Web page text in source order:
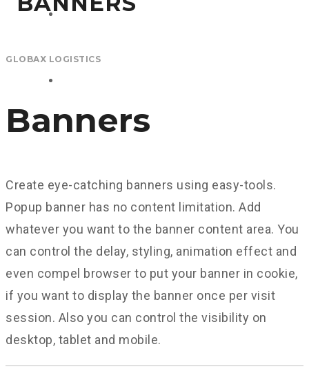
GLOBAX LOGISTICS
Banners
Create eye-catching banners using easy-tools.
Popup banner has no content limitation. Add
whatever you want to the banner content area. You
can control the delay, styling, animation effect and
even compel browser to put your banner in cookie,
if you want to display the banner once per visit
session. Also you can control the visibility on
desktop, tablet and mobile.